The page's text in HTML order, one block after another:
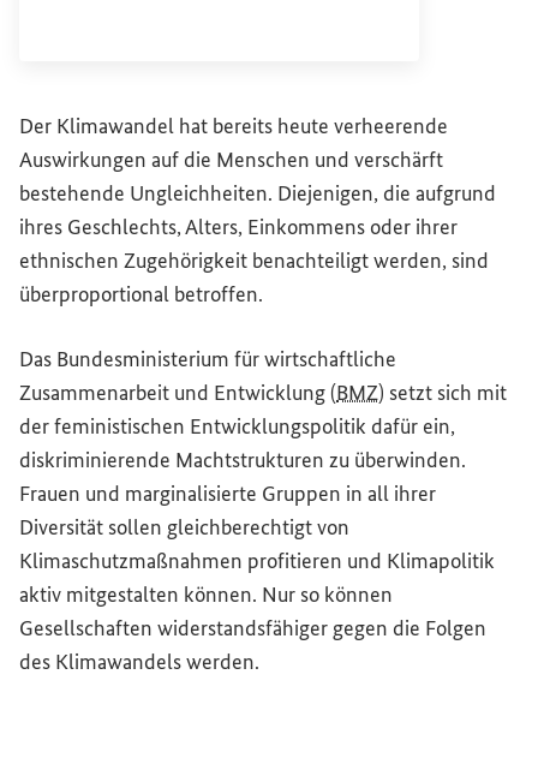
Der Klimawandel hat bereits heute verheerende
Auswirkungen auf die Menschen und verschärft
bestehende Ungleichheiten. Diejenigen, die aufgrund
ihres Geschlechts, Alters, Einkommens oder ihrer
ethnischen Zugehörigkeit benachteiligt werden, sind
überproportional betroffen.
Das Bundesministerium für wirtschaftliche
Zusammenarbeit und Entwicklung (BMZ) setzt sich mit
der feministischen Entwicklungspolitik dafür ein,
diskriminierende Machtstrukturen zu überwinden.
Frauen und marginalisierte Gruppen in all ihrer
Diversität sollen gleichberechtigt von
Klimaschutzmaßnahmen profitieren und Klimapolitik
aktiv mitgestalten können. Nur so können
Gesellschaften widerstandsfähiger gegen die Folgen
des Klimawandels werden.